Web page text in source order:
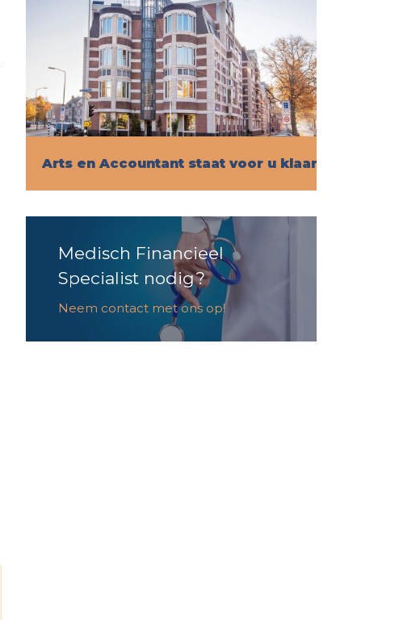
Arts en Accountant staat voor u klaar!
Medisch Financieel
Specialist nodig?
Neem contact met ons op!